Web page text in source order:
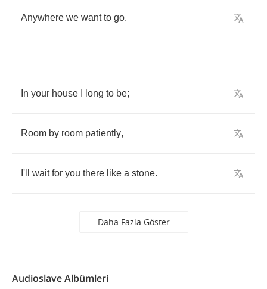
Anywhere we want to go.
In your house long to be;
Room by room patiently,
I'll wait for you there like a stone.
Daha Fazla Göster
Audioslave Albümleri